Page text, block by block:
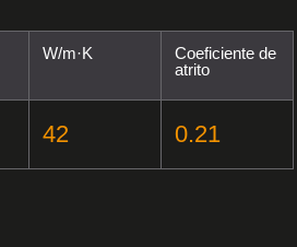
W/m·K
Coeficiente de
atrito
42 0.21